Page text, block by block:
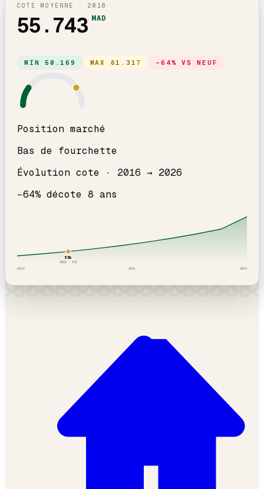
COTE MOYENNE · 2018
55.743 MAD
MIN50.169 MAX 61.317 − 64% VS NEUF
Position marché
Bas de fourchette
Évolution cote · 2016 → 2026
−64% décote 8 ans
56k
2018· ICI
2016 2021 2026